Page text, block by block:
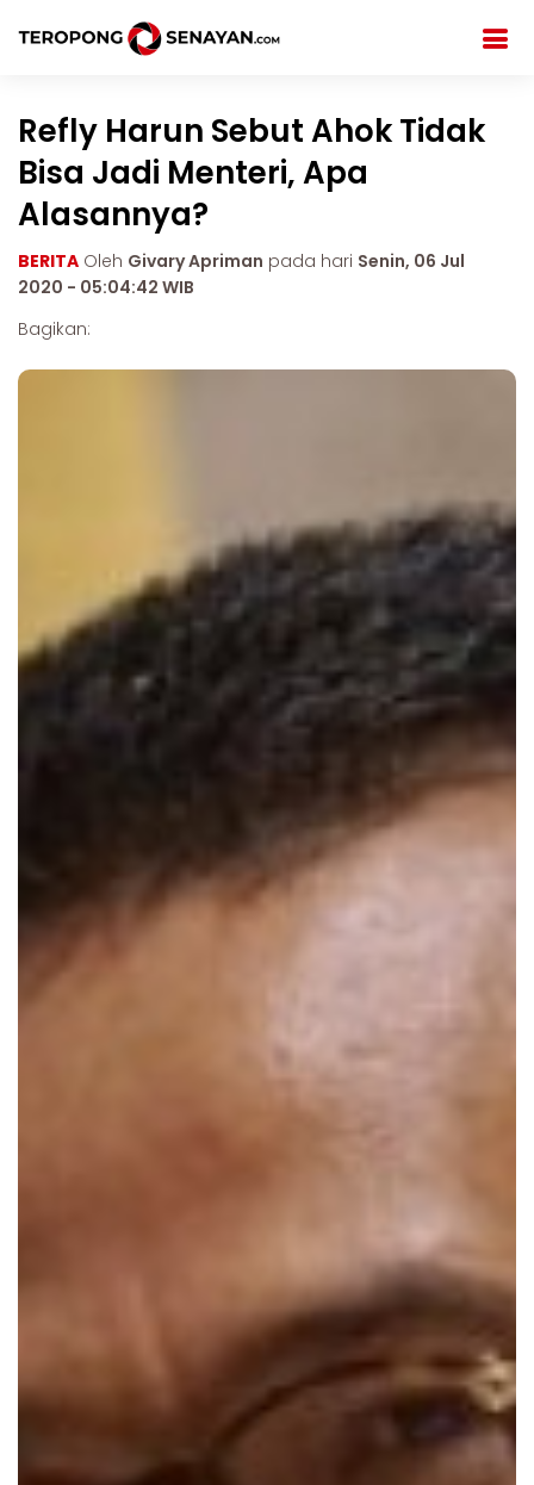
Refly Harun Sebut Ahok Tidak
Bisa Jadi Menteri, Apa
Alasannya?
BERITA Oleh Givary Apriman pada hari Senin, 06 Jul
2020 - 05:04:42 WIB
Bagikan: